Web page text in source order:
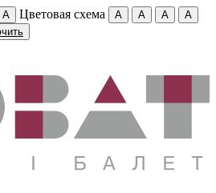
A Цветовая схема A A A
A